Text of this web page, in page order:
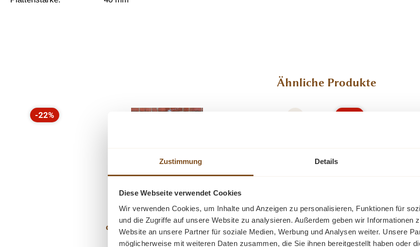
Zustimmung Details
Diese Webseite verwendet Cookies
Wir verwenden Cookies, um Inhalte und Anzeigen zu personalisieren, Funktionen für
und die Zugriffe auf unsere Website zu analysieren. Außerdem geben wir Informationen
Website an unsere Partner für soziale Medien, Werbung und Analysen weiter. Unsere
möglicherweise mit weiteren Daten zusammen, die Sie ihnen bereitgestellt haben oder
Ähnliche Produkte
Rabatt
-22%
original Industrielampe schwarz
-22%